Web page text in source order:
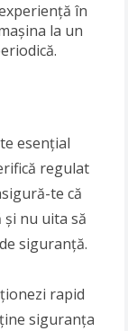
în
la un
esențial
regulat
te că
nu uita să
siguranță.
rapid
siguranța